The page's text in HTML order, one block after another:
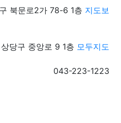
북문로2가 78-6 1층 지도보
당구 중앙로 9 1층 모두지도
043-223-1223